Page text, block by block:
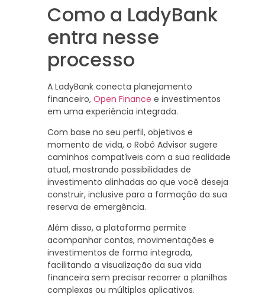
Como a LadyBank
entra nesse
processo
A LadyBank conecta planejamento
financeiro, Open Finance e investimentos
em uma experiência integrada.
Com base no seu perfil, objetivos e
momento de vida, o Robô Advisor sugere
caminhos compatíveis com a sua realidade
atual, mostrando possibilidades de
investimento alinhadas ao que você deseja
construir, inclusive para a formação da sua
reserva de emergência.
Além disso, a plataforma permite
acompanhar contas, movimentações e
investimentos de forma integrada,
facilitando a visualização da sua vida
financeira sem precisar recorrer a planilhas
complexas ou múltiplos aplicativos.